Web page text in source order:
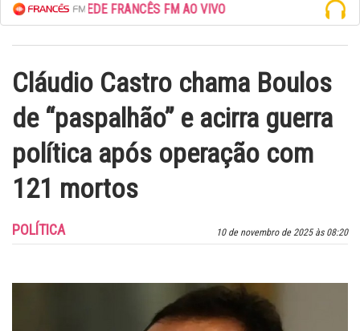
ESCUTE A REDE FRANCÊS FM AO VIVO
Cláudio Castro chama Boulos
de “paspalhão” e acirra guerra
política após operação com
121 mortos
10 de novembro de 2025 às 08:20
POLÍTICA